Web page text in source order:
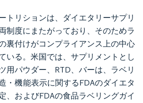
トリションは、ダイエタリーサプリ
制度にまたがっており、そのためラ
裏付けがコンプライアンス上の中心
いる。米国では、サプリメントとし
用パウダー、RTD、バーは、ラベリ
・機能表示に関するFDAのダイエタ
、およびFDAの食品ラベリングガイ